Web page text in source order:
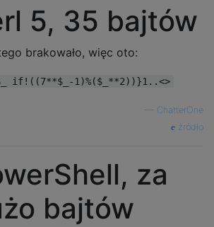
5, 35 bajtów
brakowało, więc oto:
if!((7**$_-1)%($_**2))}1..<>
ChatterOne
źródło
za
bajtów